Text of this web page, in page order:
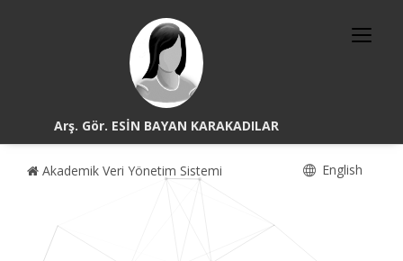
Arş. Gör. ESİN BAYAN KARAKADILAR
Akademik Veri Yönetim Sistemi English